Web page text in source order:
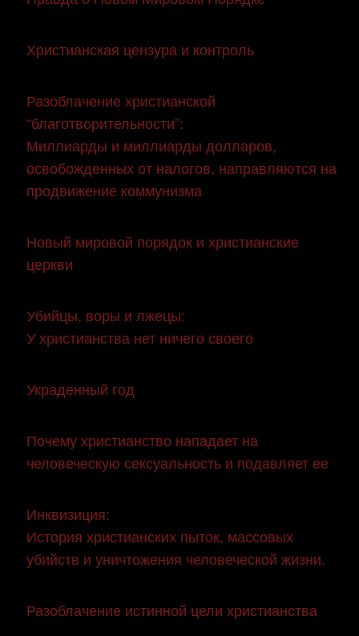
Христианская цензура и контроль
Разоблачение христианской
“благотворительности”:
Миллиарды и миллиарды долларов,
освобожденных от налогов, направляются на
продвижение коммунизма
Новый мировой порядок и христианские
церкви
Убийцы, воры и лжецы:
У христианства нет ничего своего
Украденный год
Почему христианство нападает на
человеческую сексуальность и подавляет ее
Инквизиция:
История христианских пыток, массовых
убийств и уничтожения человеческой жизни.
Разоблачение истинной цели христианства